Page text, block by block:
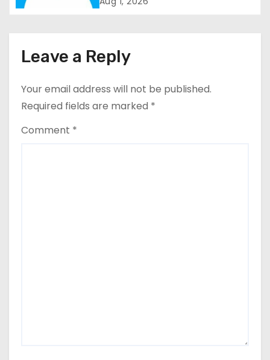
a
o
n
Leave a Reply
Your email address will not be published.
Required fields are marked *
Comment *